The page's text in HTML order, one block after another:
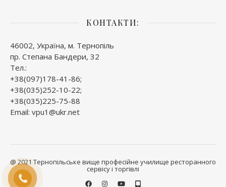
КОНТАКТИ:
46002, Україна, м. Тернопіль
пр. Степана Бандери, 32
Тел.:
+38(097)178-41-86;
+38(035)252-10-22;
+38(035)225-75-88
Email: vpu1@ukr.net
@ 2021 Тернопільське вище професійне училище ресторанного
сервісу і торгівлі